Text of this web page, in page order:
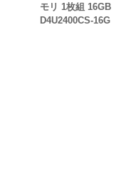
モリ 1枚組 16GB
D4U2400CS-16G